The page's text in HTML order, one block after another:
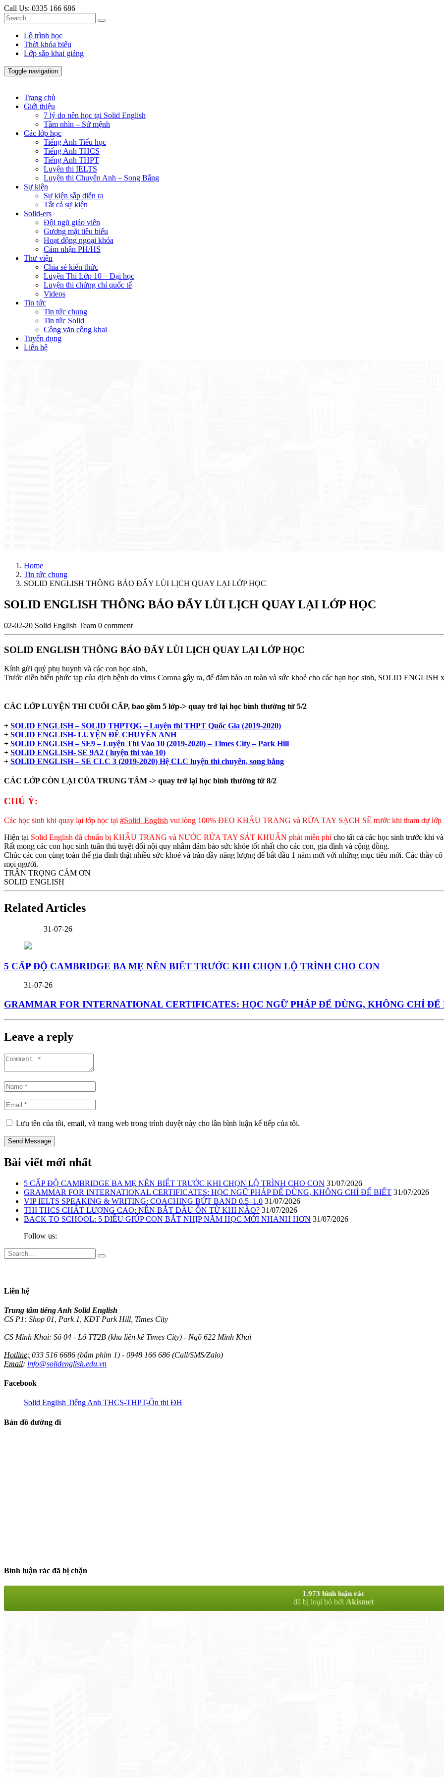
Call Us: 0335 166 686
Lộ trình học
Thời khóa biểu
Lớp sắp khai giảng
Toggle navigation
Trang chủ
Giới thiệu
7 lý do nên học tại Solid English
Tầm nhìn – Sứ mệnh
Các lớp học
Tiếng Anh Tiểu học
Tiếng Anh THCS
Tiếng Anh THPT
Luyện thi IELTS
Luyện thi Chuyên Anh – Song Bằng
Sự kiện
Sự kiện sắp diễn ra
Tất cả sự kiện
Solid-ers
Đội ngũ giáo viên
Gương mặt tiêu biểu
Hoạt động ngoại khóa
Cảm nhận PH/HS
Thư viện
Chia sẻ kiến thức
Luyện Thi Lớp 10 – Đại học
Luyện thi chứng chỉ quốc tế
Videos
Tin tức
Tin tức chung
Tin tức Solid
Công văn công khai
Tuyển dụng
Liên hệ
Home
Tin tức chung
SOLID ENGLISH THÔNG BÁO ĐẨY LÙI LỊCH QUAY LẠI LỚP HỌC
SOLID ENGLISH THÔNG BÁO ĐẨY LÙI LỊCH QUAY LẠI LỚP HỌC
02-02-20 Solid English Team 0 comment
SOLID ENGLISH THÔNG BÁO ĐẨY LÙI LỊCH QUAY LẠI LỚP HỌC
Kính gửi quý phụ huynh và các con học sinh,
Trước diễn biến phức tạp của dịch bệnh do virus Corona gây ra, để đảm bảo an toàn và sức khoẻ cho các bạn học sinh, SOLID
CÁC LỚP LUYỆN THI CUỐI CẤP, bao gồm 5 lớp-> quay trở lại học bình thường từ 5/2
+ SOLID ENGLISH – SOLID THPTQG – Luyện thi THPT Quốc Gia (2019-2020)
+ SOLID ENGLISH- LUYỆN ĐỀ CHUYÊN ANH
+ SOLID ENGLISH – SE9 – Luyện Thi Vào 10 (2019-2020) – Times City – Park Hill
+ SOLID ENGLISH- SE 9A2 ( luyện thi vào 10)
+ SOLID ENGLISH – SE CLC 3 (2019-2020) Hệ CLC luyện thi chuyên, song bằng
CÁC LỚP CÒN LẠI CỦA TRUNG TÂM -> quay trở lại học bình thường từ 8/2
CHÚ Ý:
Các học sinh khi quay lại lớp học tại #Solid_English vui lòng 100% ĐEO KHẨU TRANG và RỬA TAY SẠCH SẼ trước khi tham dự lớp
Hiện tại Solid English đã chuẩn bị KHẨU TRANG và NƯỚC RỬA TAY SÁT KHUẨN phát miễn phícho tất cả các học sinh trước khi
Rất mong các con học sinh tuân thủ tuyệt đối nội quy nhằm đảm bảo sức khỏe tốt nhất cho các con, gia đình và cộng đồng.
Chúc các con cùng toàn thể gia đình thật nhiều sức khoẻ và tràn đầy năng lượng để bắt đầu 1 năm mới với những mục tiêu mới. Các thầy
mọi người.
TRÂN TRỌNG CẢM ƠN
SOLID ENGLISH
Related Articles
31-07-26
5 CẤP ĐỘ CAMBRIDGE BA MẸ NÊN BIẾT TRƯỚC KHI CHỌN LỘ TRÌNH CHO CON
31-07-26
GRAMMAR FOR INTERNATIONAL CERTIFICATES: HỌC NGỮ PHÁP ĐỂ DÙNG, KHÔNG CHỈ ĐỂ
Leave a reply
Lưu tên của tôi, email, và trang web trong trình duyệt này cho lần bình luận kế tiếp của tôi.
Bài viết mới nhất
5 CẤP ĐỘ CAMBRIDGE BA MẸ NÊN BIẾT TRƯỚC KHI CHỌN LỘ TRÌNH CHO CON 31/07/2026
GRAMMAR FOR INTERNATIONAL CERTIFICATES: HỌC NGỮ PHÁP ĐỂ DÙNG, KHÔNG CHỈ ĐỂ BIẾT 31/07/2026
VIP IELTS SPEAKING & WRITING: COACHING BỨT BAND 0.5–1.0 31/07/2026
THI THCS CHẤT LƯỢNG CAO: NÊN BẮT ĐẦU ÔN TỪ KHI NÀO? 31/07/2026
BACK TO SCHOOL: 5 ĐIỀU GIÚP CON BẮT NHỊP NĂM HỌC MỚI NHANH HƠN 31/07/2026
Follow us:
Liên hệ
Trung tâm tiếng Anh Solid English
CS P1: Shop 01, Park 1, KĐT Park Hill, Times City
CS Minh Khai: Số 04 - Lô TT2B (khu liền kề Times City) - Ngõ 622 Minh Khai
Hotline: 033 516 6686 (bấm phím 1) - 0948 166 686 (Call/SMS/Zalo)
Email: info@solidenglish.edu.vn
Facebook
Solid English Tiếng Anh THCS-THPT-Ôn thi ĐH
Bản đồ đường đi
Bình luận rác đã bị chặn
1.973 bình luận rác
đã bị loại bỏ bởi Akismet